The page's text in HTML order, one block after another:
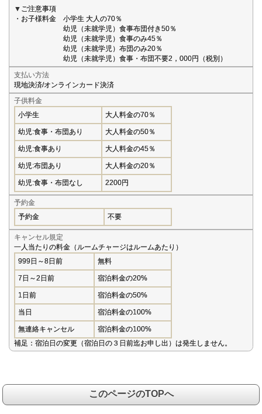
▼ご注意事項
・お子様料金 小学生 大人の70％
幼児（未就学児）食事布団付き50％
幼児（未就学児）食事のみ45％
幼児（未就学児）布団のみ20％
幼児（未就学児）食事・布団不要2，000円（税別）
支払い方法
現地決済/オンラインカード決済
子供料金
小学生
大人料金の70％
幼児:食事・布団あり 大人料金の50％
幼児:食事あり 大人料金の45％
幼児:布団あり 大人料金の20％
幼児:食事・布団なし 2200円
予約金
予約金
不要
キャンセル規定
一人当たりの料金（ルームチャージはルームあたり）
999日～8日前
無料
7日～2日前 宿泊料金の20%
1日前 宿泊料金の50%
当日 宿泊料金の100%
無連絡キャンセル
宿泊料金の100%
補足：宿泊日の変更（宿泊日の３日前迄お申し出）は発生しません。
このページのTOPへ